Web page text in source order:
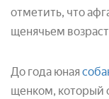
отметить, что
щенячьем
До года юная
щенком, который